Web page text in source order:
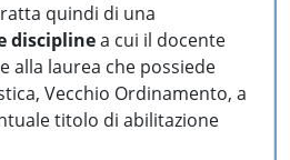
quindi di una
disciplinea cui il docente
alla laurea che possiede
Vecchio Ordinamento, a
titolo di abilitazione